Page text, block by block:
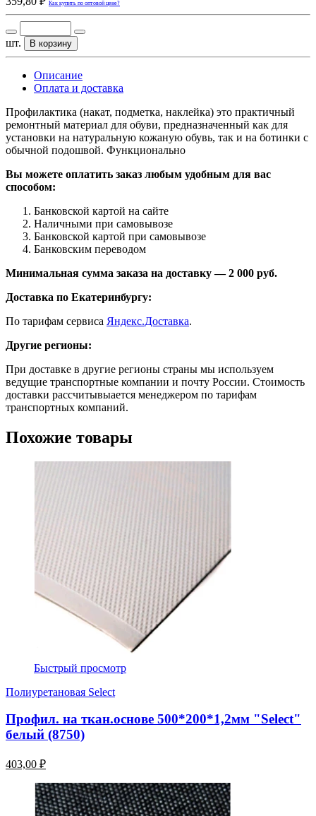
Как купить по оптовой цене?
шт. В корзину
Описание
Оплата и доставка
Профилактика (накат, подметка, наклейка) это практичный
ремонтный материал для обуви, предназначенный как для
установки на натуральную кожаную обувь, так и на ботинки с
обычной подошвой. Функционально
Вы можете оплатить заказ любым удобным для вас
способом:
Банковской картой на сайте
Наличными при самовывозе
Банковской картой при самовывозе
Банковским переводом
Минимальная сумма заказа на доставку — 2 000 руб.
Доставка по Екатеринбургу:
По тарифам сервиса Яндекс.Доставка.
Другие регионы:
При доставке в другие регионы страны мы используем
ведущие транспортные компании и почту России. Стоимость
доставки рассчитывыается менеджером по тарифам
транспортных компаний.
Похожие товары
Быстрый просмотр
Полиуретановая Select
Профил. на ткан.основе 500*200*1,2мм "Select"
белый (8750)
403,00 ₽